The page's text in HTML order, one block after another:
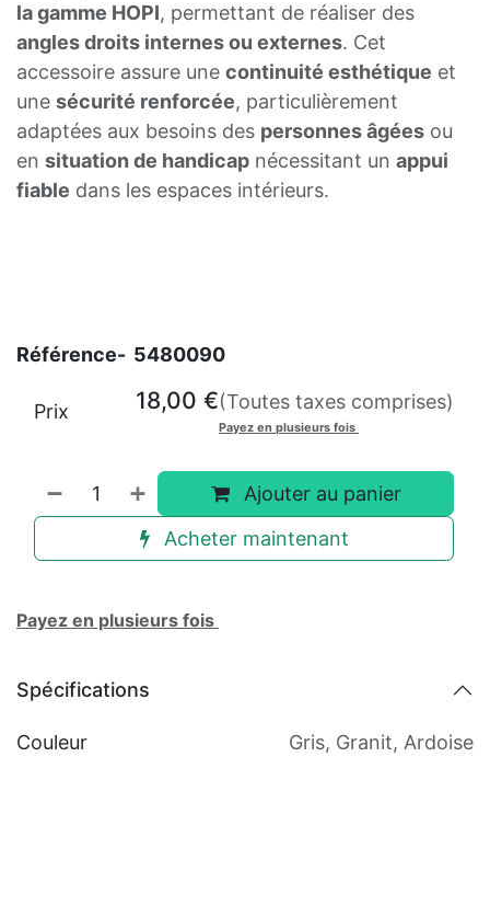
la gamme HOPI, permettant de réaliser des
angles droits internes ou externes. Cet
accessoire assure une continuité esthétique et
une sécurité renforcée, particulièrement
adaptées aux besoins des personnes âgées ou
en situation de handicap nécessitant un appui
fiable dans les espaces intérieurs.
Référence- 5480090
Ajouter au panier
Acheter maintenant
Prix 18,00 €(Toutes taxes comprises)
Payez en plusieurs fois
Payez en plusieurs fois
Spécifications
Couleur Gris, Granit, Ardoise